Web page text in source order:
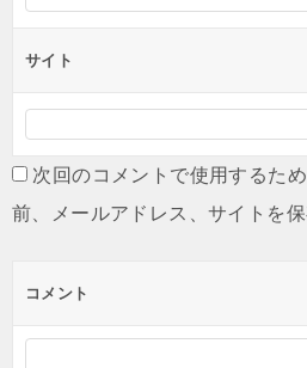
サイト
次回のコメントで使用するた
前、メールアドレス、サイトを保
コメント